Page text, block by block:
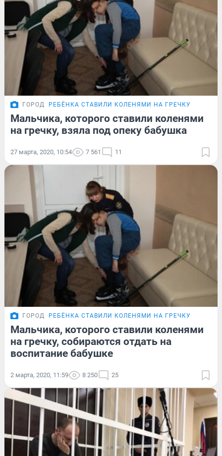
ГОРОД РЕБЁНКА СТАВИЛИ КОЛЕНЯМИ НА ГРЕЧКУ
Мальчика, которого ставили коленями
на гречку, взяла под опеку бабушка
27 марта, 2020, 10:54 7 561 11
ГОРОД РЕБЁНКА СТАВИЛИ КОЛЕНЯМИ НА ГРЕЧКУ
Мальчика, которого ставили коленями
на гречку, собираются отдать на
воспитание бабушке
2 марта, 2020, 11:59 8 250 25